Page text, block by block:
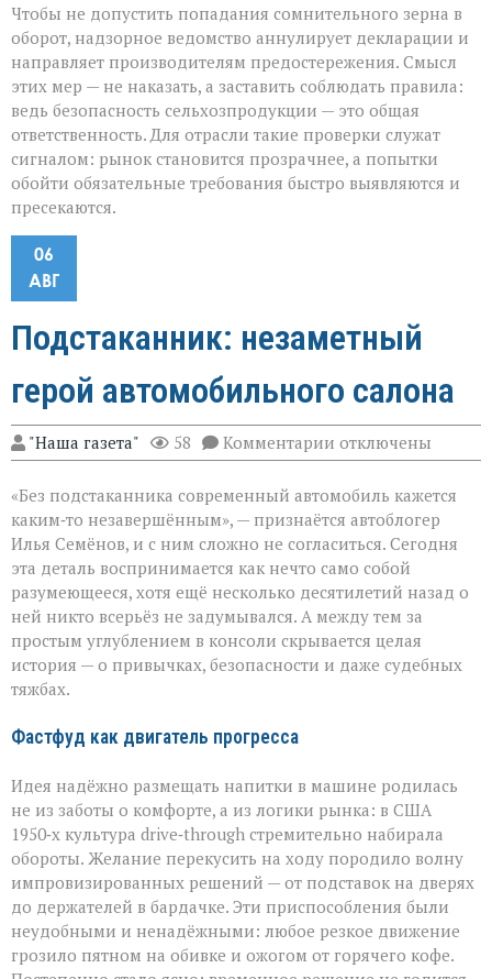
Чтобы не допустить попадания сомнительного зерна в
оборот, надзорное ведомство аннулирует декларации и
направляет производителям предостережения. Смысл
этих мер — не наказать, а заставить соблюдать правила:
ведь безопасность сельхозпродукции — это общая
ответственность. Для отрасли такие проверки служат
сигналом: рынок становится прозрачнее, а попытки
обойти обязательные требования быстро выявляются и
пресекаются.
06
АВГ
Подстаканник: незаметный
герой автомобильного салона
"Наша газета" 58 Комментарии к
записи
незаметный
герой
автомобильного
салона
отключены
«Без подстаканника современный автомобиль кажется
каким‑то незавершённым», — признаётся автоблогер
Илья Семёнов, и с ним сложно не согласиться. Сегодня
эта деталь воспринимается как нечто само собой
разумеющееся, хотя ещё несколько десятилетий назад о
ней никто всерьёз не задумывался. А между тем за
простым углублением в консоли скрывается целая
история — о привычках, безопасности и даже судебных
тяжбах.
Фастфуд как двигатель прогресса
Идея надёжно размещать напитки в машине родилась
не из заботы о комфорте, а из логики рынка: в США
1950‑х культура drive‑through стремительно набирала
обороты. Желание перекусить на ходу породило волну
импровизированных решений — от подставок на дверях
до держателей в бардачке. Эти приспособления были
неудобными и ненадёжными: любое резкое движение
грозило пятном на обивке и ожогом от горячего кофе.